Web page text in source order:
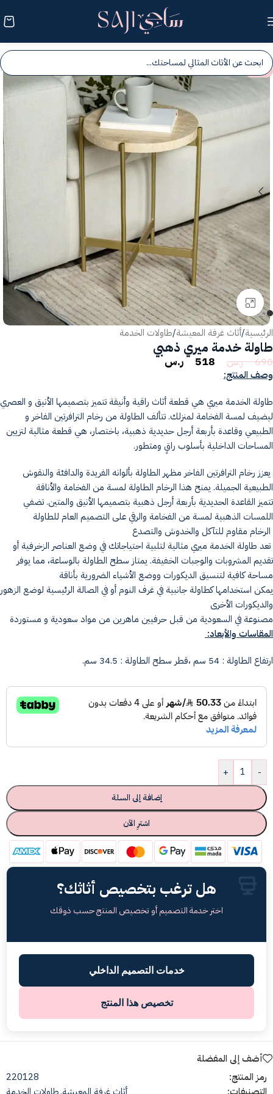
Skip to main content
-25%
انقر للتكبير
الرئيسية/أثاث غرفة المعيشة/طاولات الخدمة
طاولة خدمة ميري ذهبي
690 ر.س 518 ر.س
وصف المنتج:
طاولة الخدمة ميري هي قطعة أثاث راقية وأنيقة تتميز بتصميمها الأنيق و العصري
ليضيف لمسة الفخامة لمنزلك. تتألف الطاولة من رخام الترافرتين الفاخر و
الطبيعي وقاعدة بأربعة أرجل حديدية ذهبية، باختصار، هي قطعة مثالية لتزيين
المساحات الداخلية بأسلوب راقٍ ومتطور.
يعزز رخام الترافرتين الفاخر مظهر الطاولة بألوانه الفريدة والدافئة والنقوش
الطبيعية الجميلة. يمنح هذا الرخام الطاولة لمسة من الفخامة والأناقة
تتميز القاعدة الحديدية بأربعة أرجل ذهبية بتصميمها الأنيق والمتين. تضفي
اللمسات الذهبية لمسة من الفخامة والرقي على التصميم العام للطاولة
الرخام مقاوم للتآكل والخدوش والتصدع
تعد طاولة الخدمة ميري مثالية لتلبية احتياجاتك في وضع العناصر الزخرفية أو
تقديم المشروبات والوجبات الخفيفة. يمتاز سطح الطاولة بالوساعة، مما يوفر
مساحة كافية لتنسيق الديكورات ووضع الأشياء الضرورية بأناقة
يمكن استخدامها كطاولة جانبية في غرف النوم أو في الصالة الرئيسية لوضع الزهور
والديكورات الأخرى
مصنوعة في السعودية من قبل حرفيين ماهرين من مواد سعودية و مستوردة
المقاسات والأبعاد:
ارتفاع الطاولة : 54 سم ،
قطر سطح الطاولة : 34.5 سم.
-
+
إضافة إلى السلة
اشترِ الآن
هل ترغب بتخصيص أثاثك؟
اختر خدمة التصميم أو تخصيص المنتج حسب ذوقك
خدمات التصميم الداخلي
تخصيص هذا المنتج
أضف إلى المفضلة
رمز المنتج:
220128